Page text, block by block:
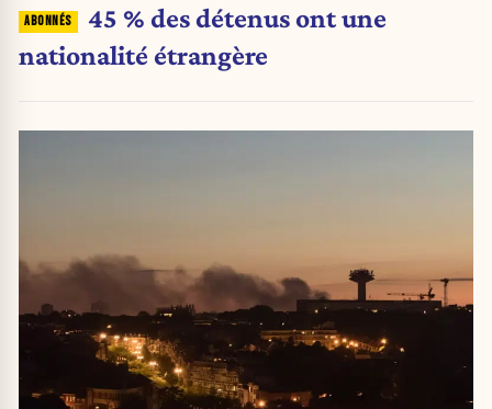
45 % des détenus ont une
nationalité étrangère